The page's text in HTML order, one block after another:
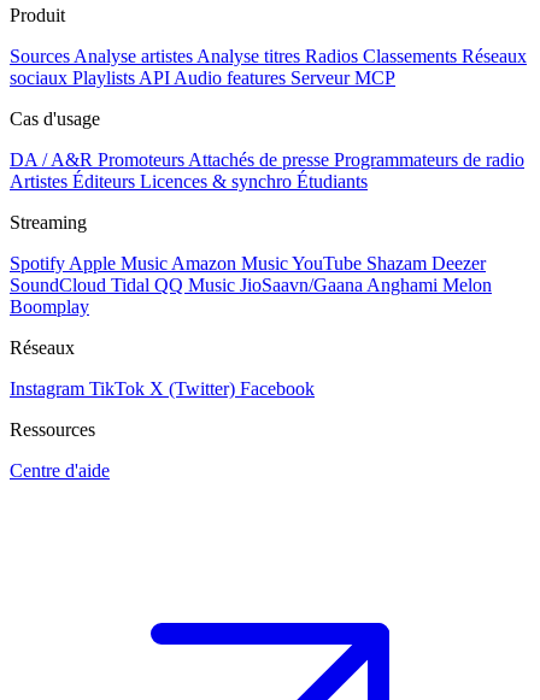
Produit
Sources Analyse artistes Analyse titres Radios Classements Réseaux
sociaux Playlists API Audio features Serveur MCP
Cas d'usage
DA / A&R Promoteurs Attachés de presse Programmateurs de radio
Artistes Éditeurs Licences & synchro Étudiants
Streaming
Spotify Apple Music Amazon MusicYouTube Shazam Deezer
SoundCloud Tidal QQ Music JioSaavn/Gaana Anghami Melon
Boomplay
Réseaux
Instagram TikTok X (Twitter) Facebook
Ressources
Centre d'aide